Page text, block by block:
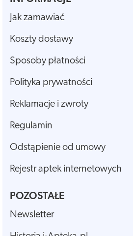
Jak zamawiać
Koszty dostawy
Sposoby płatności
Polityka prywatności
Reklamacje i zwroty
Regulamin
Odstąpienie od umowy
Rejestr aptek internetowych
POZOSTAŁE
Newsletter